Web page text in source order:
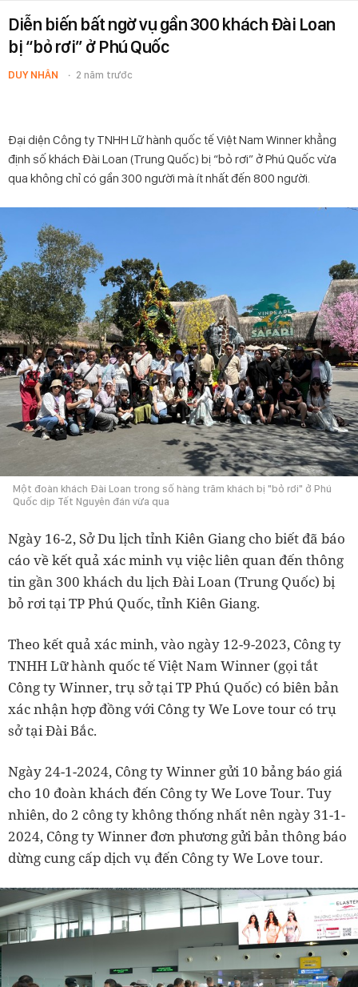
Diễn biến bất ngờ vụ gần 300 khách Đài Loan
bị “bỏ rơi” ở Phú Quốc
DUY NHÂN 2 năm trước
Đại diện Công ty TNHH Lữ hành quốc tế Việt Nam Winner khẳng
định số khách Đài Loan (Trung Quốc) bị “bỏ rơi” ở Phú Quốc vừa
qua không chỉ có gần 300 người mà ít nhất đến 800 người.
Một đoàn khách Đài Loan trong số hàng trăm khách bị "bỏ rơi" ở Phú
Quốc dịp Tết Nguyên đán vừa qua
Ngày 16-2, Sở Du lịch tỉnh Kiên Giang cho biết đã báo
cáo về kết quả xác minh vụ việc liên quan đến thông
tin gần 300 khách du lịch Đài Loan (Trung Quốc) bị
bỏ rơi tại TP Phú Quốc, tỉnh Kiên Giang.
Theo kết quả xác minh, vào ngày 12-9-2023, Công ty
TNHH Lữ hành quốc tế Việt Nam Winner (gọi tắt
Công ty Winner, trụ sở tại TP Phú Quốc) có biên bản
xác nhận hợp đồng với Công ty We Love tour có trụ
sở tại Đài Bắc.
Ngày 24-1-2024, Công ty Winner gửi 10 bảng báo giá
cho 10 đoàn khách đến Công ty We Love Tour. Tuy
nhiên, do 2 công ty không thống nhất nên ngày 31-1-
2024, Công ty Winner đơn phương gửi bản thông báo
dừng cung cấp dịch vụ đến Công ty We Love tour.